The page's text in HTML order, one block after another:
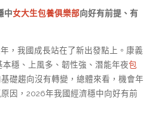
中女大生包養俱樂部向好有前提、有
，我國成長站在了新出發點上。康義
穩、上風多、韌性強、潛能年夜包
礎趨向沒有轉變，總體來看，機會年
因，2026年我國經濟穩中向好有前